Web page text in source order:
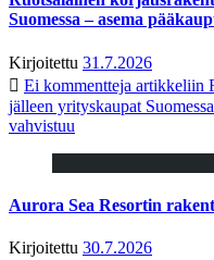
Suomessa – asema
Kirjoitettu 31.7.2026
Ei kommentteja artikkeliin
jälleen yrityskaupat
vahvistuu
Aurora Sea Resortin
Kirjoitettu 30.7.2026